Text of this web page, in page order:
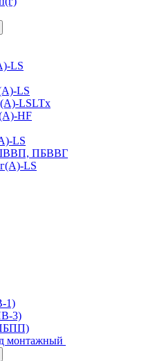
LS
LS
LSLTx
HF
LS
ПБВВГ
LS
1)
3)
монтажный